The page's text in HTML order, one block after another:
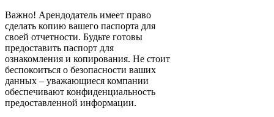
Важно! Арендодатель имеет право
сделать копию вашего паспорта для
своей отчетности. Будьте готовы
предоставить паспорт для
ознакомления и копирования. Не стоит
беспокоиться о безопасности ваших
данных – уважающиеся компании
обеспечивают конфиденциальность
предоставленной информации.